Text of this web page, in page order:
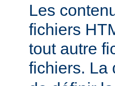
Les
fichiers
tout autre
fichiers. La